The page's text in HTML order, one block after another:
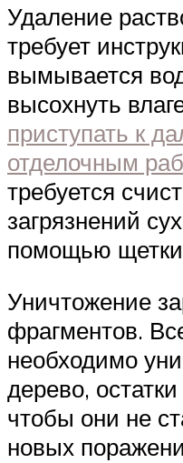
Удаление
требует
вымывается
высохнуть
приступать к
отделочным
требуется
загрязнений
помощью
Уничтожение
фрагментов.
необходимо
дерево,
чтобы они не
новых